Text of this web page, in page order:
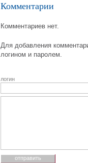
Комментарии
Комментариев нет.
Для добавления
логином и паролем.
логин